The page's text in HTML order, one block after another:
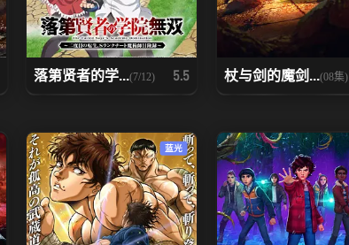
落第贤者的学...(7/12) 5.5 杖与剑的魔剑...(08集)
蓝光